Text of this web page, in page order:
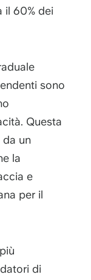
il 60% dei
sono
Questa
da un
la
e
per il
di